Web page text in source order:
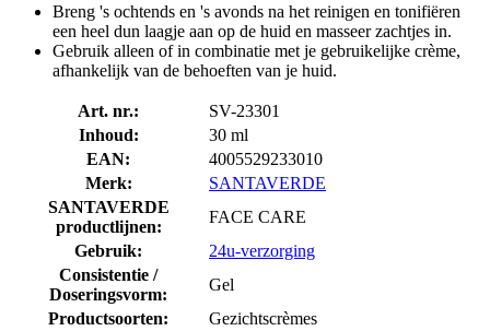
Breng 's ochtends en 's avonds na het reinigen en tonifiëren
een heel dun laagje aan op de huid en masseer zachtjes in.
Gebruik alleen of in combinatie met je gebruikelijke crème,
afhankelijk van de behoeften van je huid.
Art. nr.:
SV-23301
Inhoud:
30 ml
EAN:
4005529233010
Merk:
SANTAVERDE
SANTAVERDE
productlijnen:
FACE CARE
Gebruik:
24u-verzorging
Consistentie /
Doseringsvorm:
Gel
Productsoorten:
Gezichtscrèmes